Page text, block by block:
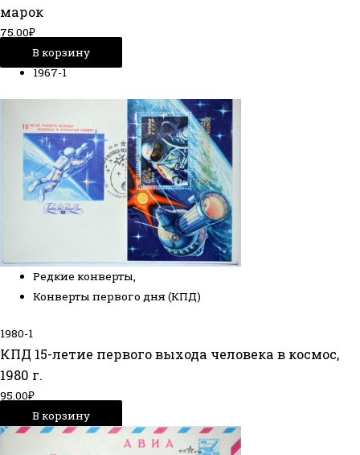
марок
75.00₽
В корзину
1967-1
Редкие конверты,
Конверты первого дня (КПД)
1980-1
КПД 15-летие первого выхода человека в космос,
1980 г.
95.00₽
В корзину